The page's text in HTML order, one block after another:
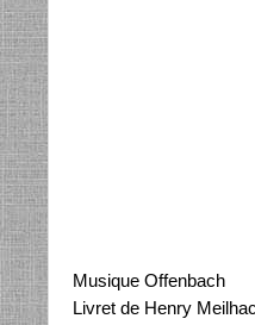
Musique Offenbach
Livret de Henry